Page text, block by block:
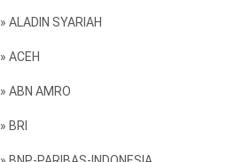
» ALADIN SYARIAH
» ACEH
» ABN AMRO
» BRI